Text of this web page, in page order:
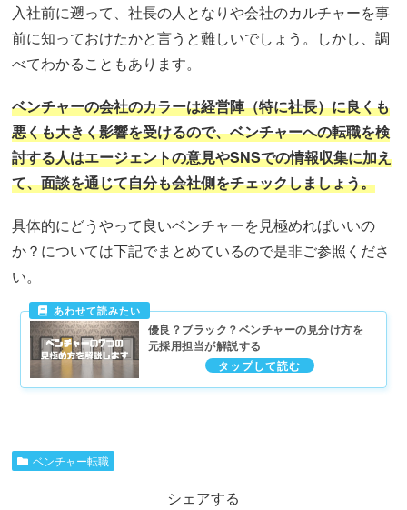
入社前に遡って、社長の人となりや会社のカルチャーを事
前に知っておけたかと言うと難しいでしょう。しかし、調
べてわかることもあります。
ベンチャーの会社のカラーは経営陣（特に社長）に良くも
悪くも大きく影響を受けるので、ベンチャーへの転職を検
討する人はエージェントの意見やSNSでの情報収集に加え
て、面談を通じて自分も会社側をチェックしましょう。
具体的にどうやって良いベンチャーを見極めればいいの
か？については下記でまとめているので是非ご参照くださ
い。
優良？ブラック？ベンチャーの見分け方を
元採用担当が解説する
ベンチャー転職
シェアする